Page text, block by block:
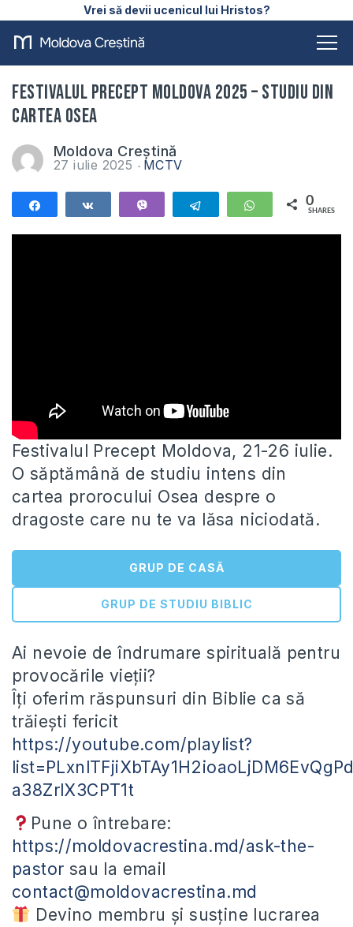
Vrei să devii ucenicul lui Hristos?
Festivalul Precept Moldova 2025 – Studiu din
cartea Osea
Moldova Creștină
27 iulie 2025 MCTV
Telegram WhatsApp
0
SHARES
Festivalul Precept Moldova, 21-26 iulie.
O săptămână de studiu intens din
cartea prorocului Osea despre o
dragoste care nu te va lăsa niciodată.
GRUP DE CASĂ
GRUP DE STUDIU BIBLIC
Ai nevoie de îndrumare spirituală pentru
provocările vieții?
Îți oferim răspunsuri din Biblie ca să
trăiești fericit
https://youtube.com/playlist?
a38ZrlX3CPT1t
Pune o întrebare:
https://moldovacrestina.md/ask-the-
pastor sau la email
contact@moldovacrestina.md
Devino membru și susține lucrarea